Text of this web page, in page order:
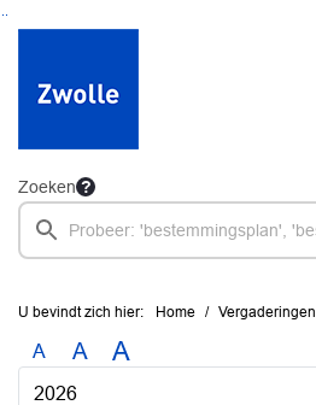
Ga naar de inhoud van deze pagina
Ga naar het zoeken
Ga naar het menu
Zoeken
U bevindt zich hier: Home Vergaderingen
A A A
2026